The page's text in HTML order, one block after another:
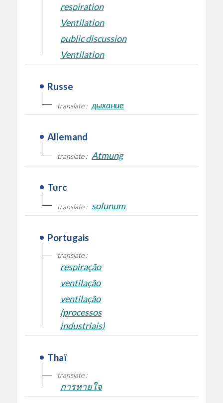
respiration
Ventilation
public discussion
Ventilation
Russe
translate : дыхание
Allemand
translate : Atmung
Turc
translate : solunum
Portugais
translate :
respiração
ventilação
ventilação
(processos
industriais)
Thaï
translate :
การหายใจ